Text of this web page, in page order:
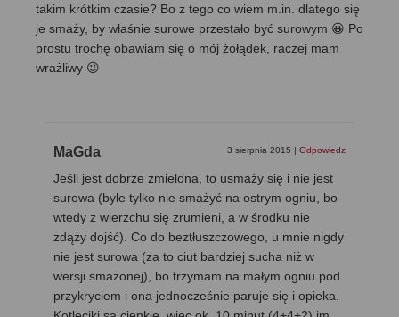
takim krótkim czasie? Bo z tego co wiem m.in. dlatego się
je smaży, by właśnie surowe przestało być surowym 😀 Po
prostu trochę obawiam się o mój żołądek, raczej mam
wrażliwy 😉
MaGda 3 sierpnia 2015 | Odpowiedz
Jeśli jest dobrze zmielona, to usmaży się i nie jest
surowa (byle tylko nie smażyć na ostrym ogniu, bo
wtedy z wierzchu się zrumieni, a w środku nie
zdąży dojść). Co do beztłuszczowego, u mnie nigdy
nie jest surowa (za to ciut bardziej sucha niż w
wersji smażonej), bo trzymam na małym ogniu pod
przykryciem i ona jednocześnie paruje się i opieka.